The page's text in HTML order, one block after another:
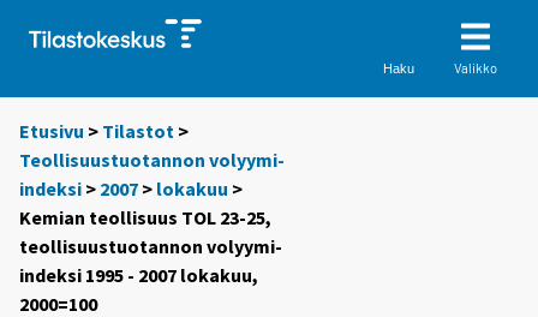
Haku Valikko
Etusivu > Tilastot >
Teollisuustuotannon volyymi-
indeksi > 2007 > lokakuu >
Kemian teollisuus TOL 23-25,
teollisuustuotannon volyymi-
indeksi 1995 - 2007 lokakuu,
2000=100